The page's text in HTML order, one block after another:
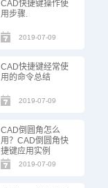
CAD快捷键操作使
用步骤.
2019-07-09
CAD快捷键经常使
用的命令总结
2019-07-09
CAD倒圆角怎么
用？CAD倒圆角快
捷键应用实例
2019-07-09